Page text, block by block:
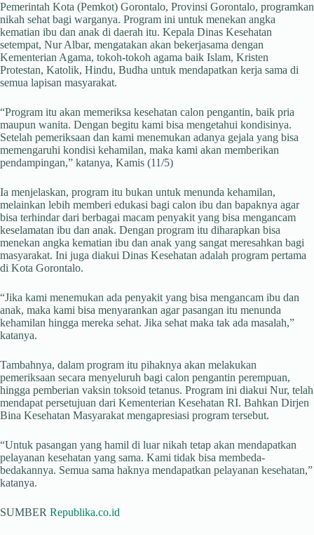
Pemerintah Kota (Pemkot) Gorontalo, Provinsi Gorontalo, programkan
nikah sehat bagi warganya. Program ini untuk menekan angka
kematian ibu dan anak di daerah itu. Kepala Dinas Kesehatan
setempat, Nur Albar, mengatakan akan bekerjasama dengan
Kementerian Agama, tokoh-tokoh agama baik Islam, Kristen
Protestan, Katolik, Hindu, Budha untuk mendapatkan kerja sama di
semua lapisan masyarakat.
“Program itu akan memeriksa kesehatan calon pengantin, baik pria
maupun wanita. Dengan begitu kami bisa mengetahui kondisinya.
Setelah pemeriksaan dan kami menemukan adanya gejala yang bisa
memengaruhi kondisi kehamilan, maka kami akan memberikan
pendampingan,” katanya, Kamis (11/5)
Ia menjelaskan, program itu bukan untuk menunda kehamilan,
melainkan lebih memberi edukasi bagi calon ibu dan bapaknya agar
bisa terhindar dari berbagai macam penyakit yang bisa mengancam
keselamatan ibu dan anak. Dengan program itu diharapkan bisa
menekan angka kematian ibu dan anak yang sangat meresahkan bagi
masyarakat. Ini juga diakui Dinas Kesehatan adalah program pertama
di Kota Gorontalo.
“Jika kami menemukan ada penyakit yang bisa mengancam ibu dan
anak, maka kami bisa menyarankan agar pasangan itu menunda
kehamilan hingga mereka sehat. Jika sehat maka tak ada masalah,”
katanya.
Tambahnya, dalam program itu pihaknya akan melakukan
pemeriksaan secara menyeluruh bagi calon pengantin perempuan,
hingga pemberian vaksin toksoid tetanus. Program ini diakui Nur, telah
mendapat persetujuan dari Kementerian Kesehatan RI. Bahkan Dirjen
Bina Kesehatan Masyarakat mengapresiasi program tersebut.
“Untuk pasangan yang hamil di luar nikah tetap akan mendapatkan
pelayanan kesehatan yang sama. Kami tidak bisa membeda-
bedakannya. Semua sama haknya mendapatkan pelayanan kesehatan,”
katanya.
SUMBER Republika.co.id